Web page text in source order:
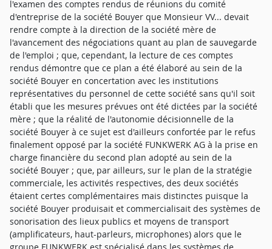
l'examen des comptes rendus de réunions du comité
d'entreprise de la société Bouyer que Monsieur VV... devait
rendre compte à la direction de la société mère de
l'avancement des négociations quant au plan de sauvegarde
de l'emploi ; que, cependant, la lecture de ces comptes
rendus démontre que ce plan a été élaboré au sein de la
société Bouyer en concertation avec les institutions
représentatives du personnel de cette société sans qu'il soit
établi que les mesures prévues ont été dictées par la société
mère ; que la réalité de l'autonomie décisionnelle de la
société Bouyer à ce sujet est d'ailleurs confortée par le refus
finalement opposé par la société FUNKWERK AG à la prise en
charge financière du second plan adopté au sein de la
société Bouyer ; que, par ailleurs, sur le plan de la stratégie
commerciale, les activités respectives, des deux sociétés
étaient certes complémentaires mais distinctes puisque la
société Bouyer produisait et commercialisait des systèmes de
sonorisation des lieux publics et moyens de transport
(amplificateurs, haut-parleurs, microphones) alors que le